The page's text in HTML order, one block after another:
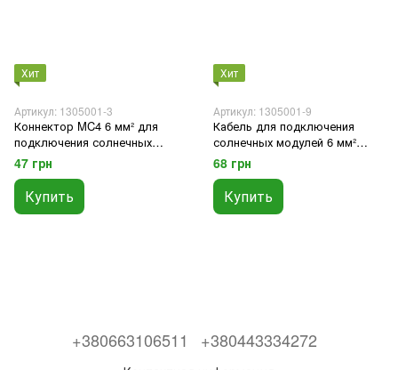
Хит
Артикул: 1305001-3
Коннектор MC4 6 мм² для
подключения солнечных
систем с кабелем 4-6 мм²
(пара)
47 грн
Купить
Хит
Артикул: 1305001-9
Кабель для подключения
солнечных модулей 6 мм²
(чёрный) (SC-6MM)
68 грн
Купить
+380663106511 +380443334272